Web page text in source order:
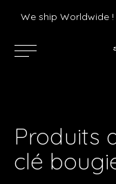
Produits
clé